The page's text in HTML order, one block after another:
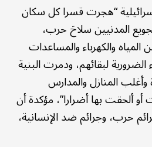
“هجرت قسرا كل سكان
المدنيين سلاحَ حرب،
والكهرباء والمساعدات
لبقائهم، ودمرت البنية
المنازل والمدارس
ألحقت بها أضرارا”، مؤكدة أن
حرب، وجرائم ضد الإنسانية،